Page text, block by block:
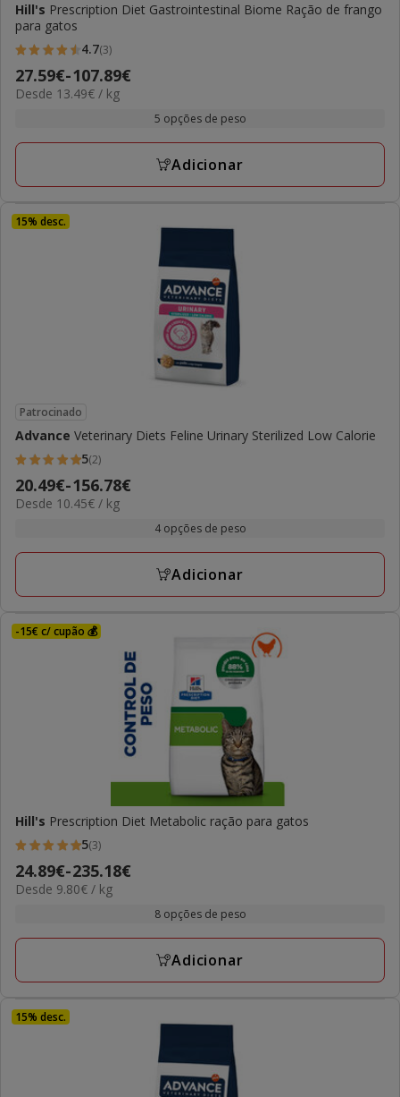
Hill's Prescription Diet Gastrointestinal Biome Ração de frango
para gatos
4.7
estrelas
com
avaliações
4.7(3)
Preço
de
a
27.59€-107.89€
13.49€
Desde 13.49€ / kg
5 opções de peso
Adicionar
15% desc.
Patrocinado
Advance Veterinary Diets Feline Urinary Sterilized Low Calorie
5
estrelas
com
avaliações
5(2)
Preço
de
a
20.49€-156.78€
10.45€
Desde 10.45€ / kg
4 opções de peso
Adicionar
-15€ c/ cupão 💰
Hill's Prescription Diet Metabolic ração para gatos
5
estrelas
com
avaliações
5(3)
Preço
de
a
24.89€-235.18€
9.80€
Desde 9.80€ / kg
8 opções de peso
Adicionar
15% desc.